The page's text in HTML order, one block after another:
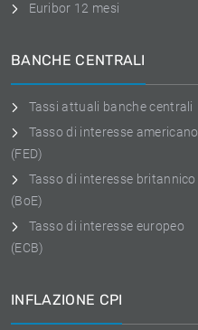
Euribor 12 mesi
BANCHE CENTRALI
Tassi attuali banche centrali
Tasso di interesse americano
(FED)
Tasso di interesse britannico
(BoE)
Tasso di interesse europeo
(ECB)
INFLAZIONE CPI